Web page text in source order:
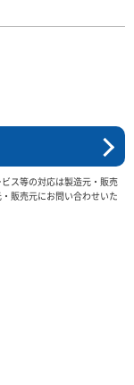
ス等の対応は製造元・販売
販売元にお問い合わせいた